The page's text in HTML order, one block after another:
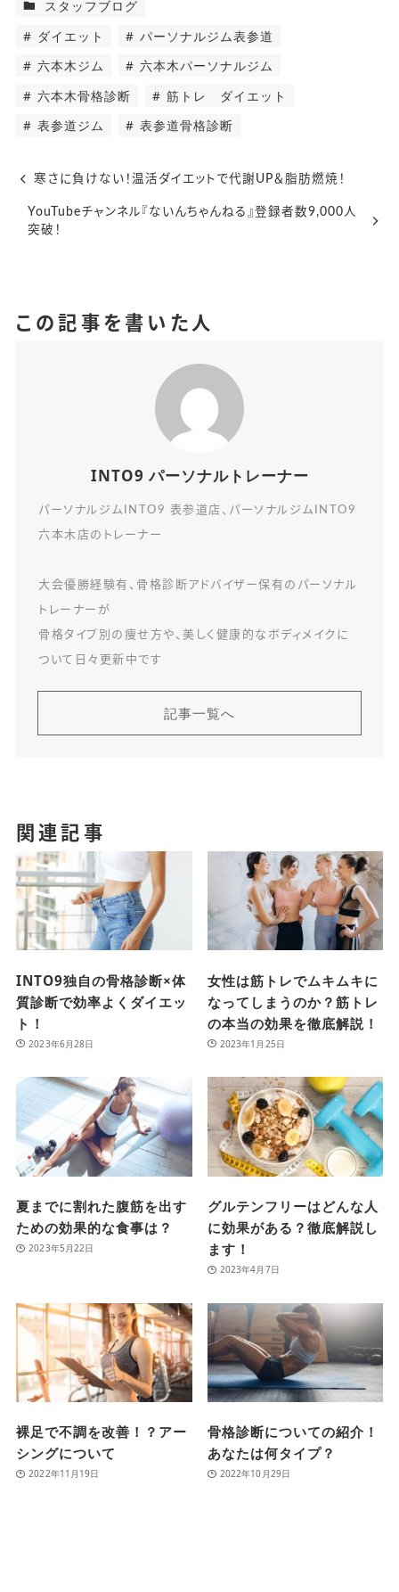
スタッフブログ
ダイエット
パーソナルジム表参道
六本木ジム
六本木パーソナルジム
六本木骨格診断
筋トレ ダイエット
表参道ジム
表参道骨格診断
寒さに負けない！温活ダイエットで代謝UP＆脂肪燃焼！
YouTubeチャンネル『ないんちゃんねる』登録者数9,000人
突破！
この記事を書いた人
INTO9 パーソナルトレーナー
パーソナルジムINTO9 表参道店、パーソナルジムINTO9
六本木店のトレーナー
大会優勝経験有、骨格診断アドバイザー保有のパーソナル
トレーナーが
骨格タイプ別の痩せ方や、美しく健康的なボディメイクに
ついて日々更新中です
記事一覧へ
関連記事
INTO9独自の骨格診断×体
質診断で効率よくダイエッ
ト！
2023年6月28日
女性は筋トレでムキムキに
なってしまうのか？筋トレ
の本当の効果を徹底解説！
2023年1月25日
夏までに割れた腹筋を出す
ための効果的な食事は？
2023年5月22日
グルテンフリーはどんな人
に効果がある？徹底解説し
ます！
2023年4月7日
裸足で不調を改善！？アー
シングについて
2022年11月19日
骨格診断についての紹介！
あなたは何タイプ？
2022年10月29日